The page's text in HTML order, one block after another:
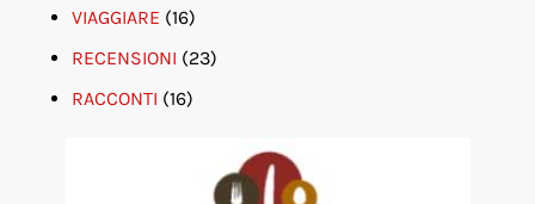
VIAGGIARE (16)
RECENSIONI (23)
RACCONTI (16)